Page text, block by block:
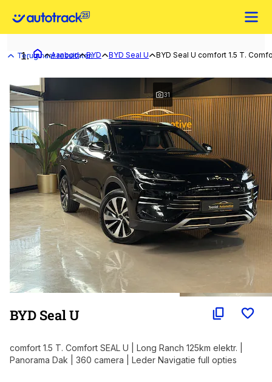
Terug naar resultaten
Aanbod BYD BYD Seal U BYD Seal U comfort 1.5 T.
31
BYD Seal U
comfort 1.5 T. Comfort SEAL U | Long Ranch 125km elektr. |
Panorama Dak | 360 camera | Leder Navigatie full opties